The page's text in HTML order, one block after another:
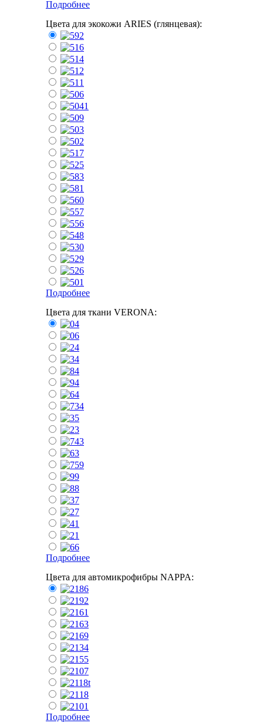
Подробнее
Цвета для экокожи ARIES (глянцевая):
Подробнее
Цвета для ткани VERONA:
Подробнее
Цвета для автомикрофибры NAPPA:
Подробнее